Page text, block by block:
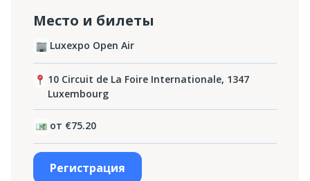
Место и билеты
Luxexpo Open Air
10 Circuit de La Foire Internationale, 1347
Luxembourg
от €75.20
Регистрация